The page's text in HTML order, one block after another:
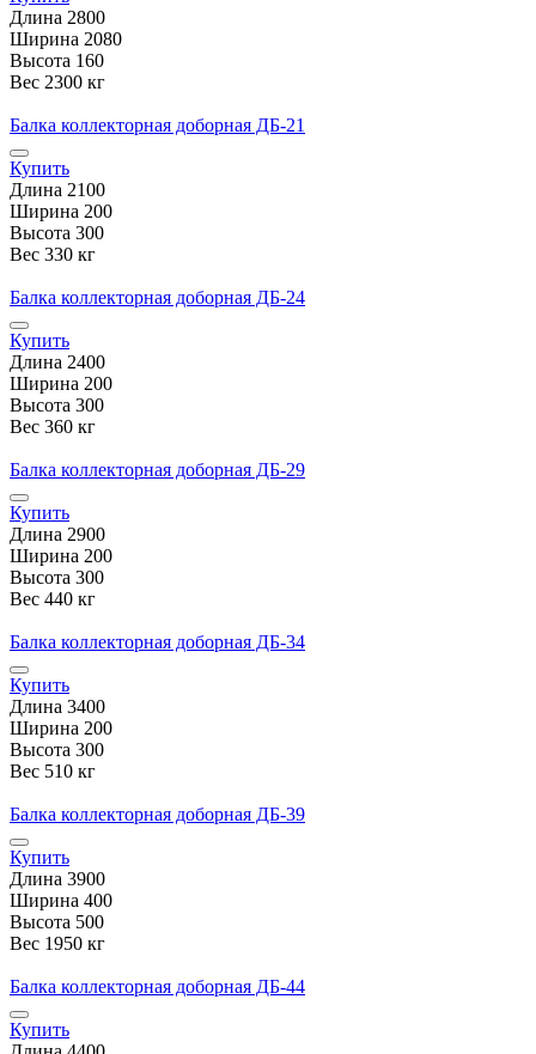
Длина 2800
Ширина 2080
Высота 160
Вес 2300 кг
Балка коллекторная доборная ДБ-21
Купить
Длина 2100
Ширина 200
Высота 300
Вес 330 кг
Балка коллекторная доборная ДБ-24
Купить
Длина 2400
Ширина 200
Высота 300
Вес 360 кг
Балка коллекторная доборная ДБ-29
Купить
Длина 2900
Ширина 200
Высота 300
Вес 440 кг
Балка коллекторная доборная ДБ-34
Купить
Длина 3400
Ширина 200
Высота 300
Вес 510 кг
Балка коллекторная доборная ДБ-39
Купить
Длина 3900
Ширина 400
Высота 500
Вес 1950 кг
Балка коллекторная доборная ДБ-44
Купить